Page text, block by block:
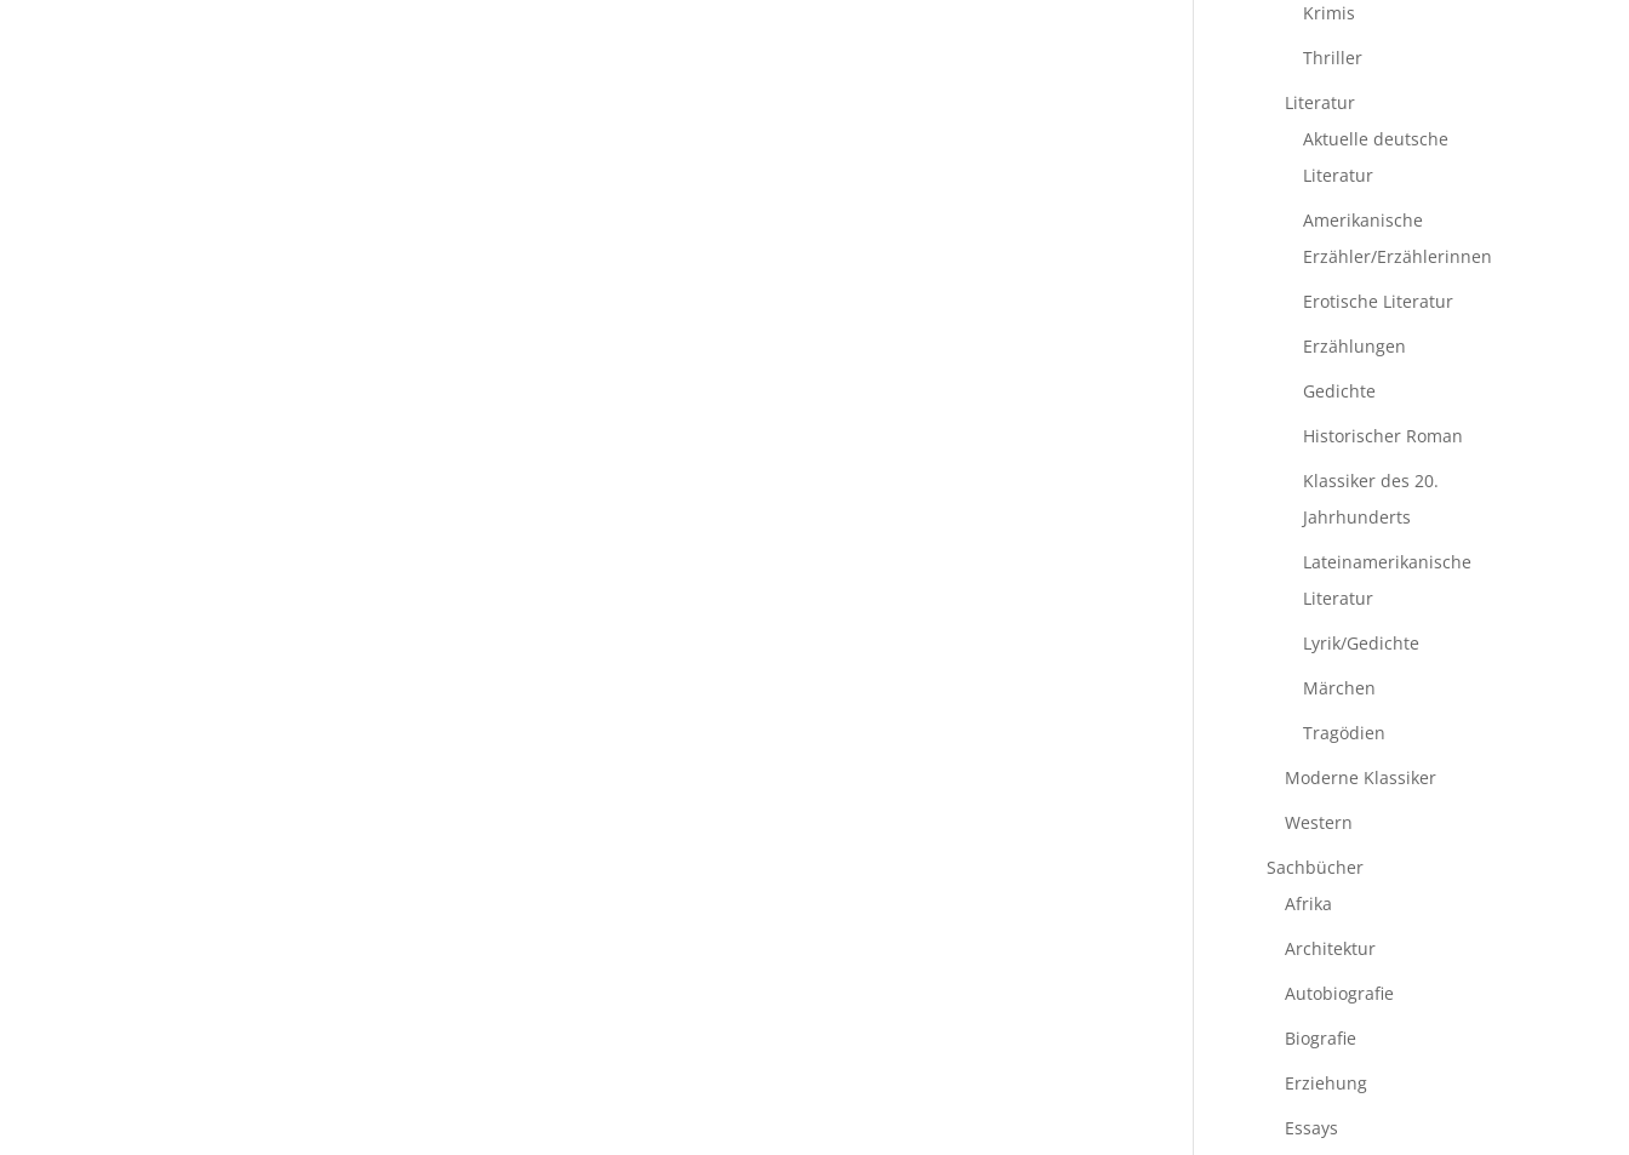
Krimis
Thriller
Literatur
Aktuelle deutsche
Literatur
Amerikanische
Erzähler/Erzählerinnen
Erotische Literatur
Erzählungen
Gedichte
Historischer Roman
Klassiker des 20.
Jahrhunderts
Lateinamerikanische
Literatur
Lyrik/Gedichte
Märchen
Tragödien
Moderne Klassiker
Western
Sachbücher
Afrika
Architektur
Autobiografie
Biografie
Erziehung
Essays